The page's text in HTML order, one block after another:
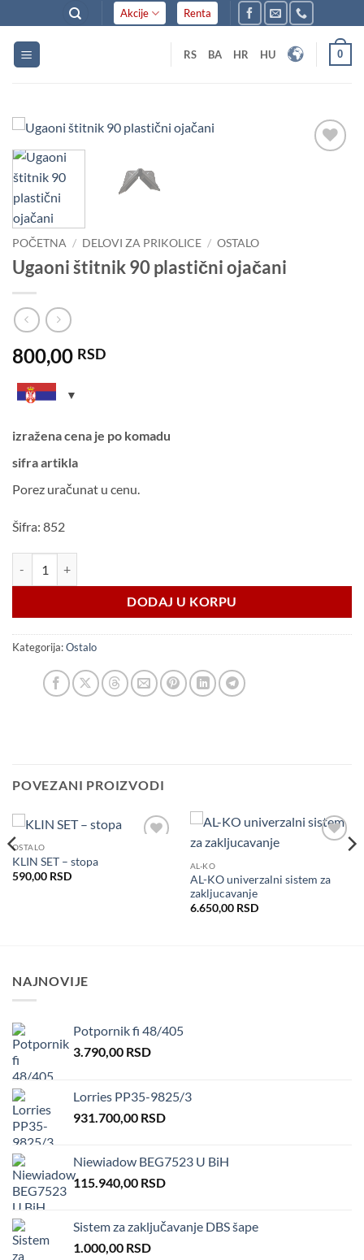
to
content
Akcije Renta
RS BA HR HU 0
POČETNA / DELOVI ZA PRIKOLICE / OSTALO
Ugaoni štitnik 90 plastični ojačani
800,00 RSD
izražena cena je po komadu
sifra artikla
Porez uračunat u cenu.
Šifra: 852
DODAJ U KORPU
Kategorija:Ostalo
POVEZANI PROIZVODI
OSTALO
KLIN SET – stopa
590,00 RSD
AL-KO
AL-KO univerzalni sistem za
zakljucavanje
6.650,00 RSD
NAJNOVIJE
Potpornik fi 48/405
3.790,00 RSD
Lorries PP35-9825/3
931.700,00 RSD
Niewiadow BEG7523 U BiH
115.940,00 RSD
Sistem za zaključavanje DBS šape
1.000,00 RSD